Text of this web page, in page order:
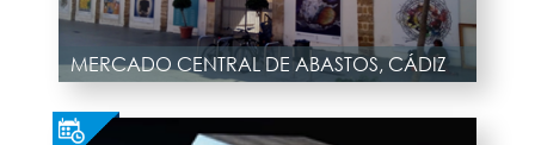
MERCADO CENTRAL DE ABASTOS, CÁDIZ